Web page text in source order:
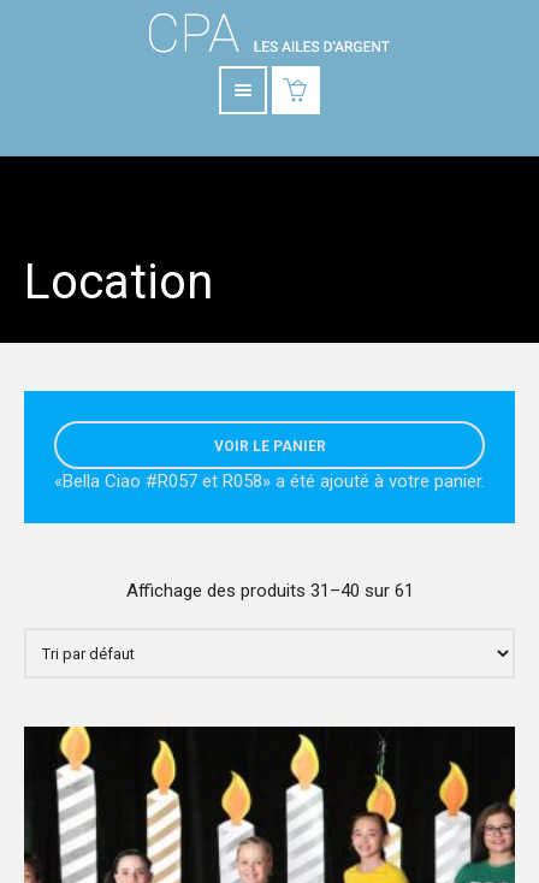
Location
VOIR LE PANIER
«Bella Ciao #R057 et R058» a été ajouté à votre panier.
Affichage des produits 31–40 sur 61